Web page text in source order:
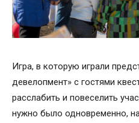
Игра, в которую играли
девелопмент» с гостями
расслабить и повеселить
нужно было одновременно,